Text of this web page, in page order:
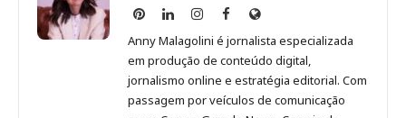
Anny
Malagolini
no
Pinterest
Anny
Malagolini
no
LinkedIn
Anny
Malagolini
no
Instagram
Anny
Malagolini
no
Facebook
Site
de
Anny
Malagolini
Anny Malagolini é jornalista especializada
em produção de conteúdo digital,
jornalismo online e estratégia editorial. Com
passagem por veículos de comunicação